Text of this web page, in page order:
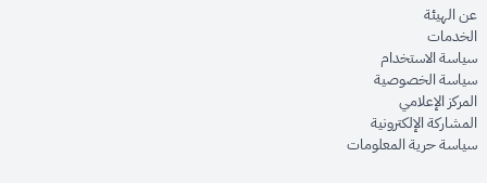
عن الهيئةopens in new window
الخدماتopens in new window
سياسة الاستخدام
سياسة الخصوصيةopens in new window
المركز الإعلاميopens in new window
المشاركة الإلكترونيةopens in new window
سياسة حرية المعلوماتopens in new window